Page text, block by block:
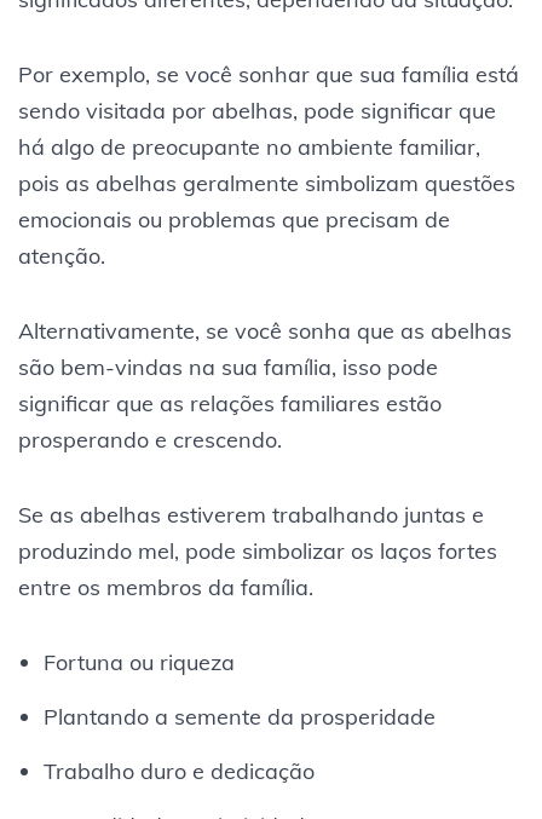
Por exemplo, se você sonhar que sua família está
sendo visitada por abelhas, pode significar que
há algo de preocupante no ambiente familiar,
pois as abelhas geralmente simbolizam questões
emocionais ou problemas que precisam de
atenção.
Alternativamente, se você sonha que as abelhas
são bem-vindas na sua família, isso pode
significar que as relações familiares estão
prosperando e crescendo.
Se as abelhas estiverem trabalhando juntas e
produzindo mel, pode simbolizar os laços fortes
entre os membros da família.
Fortuna ou riqueza
Plantando a semente da prosperidade
Trabalho duro e dedicação